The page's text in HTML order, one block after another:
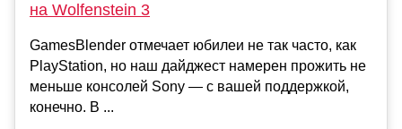
на Wolfenstein 3
GamesBlender отмечает юбилеи не так часто, как
PlayStation, но наш дайджест намерен прожить не
меньше консолей Sony — с вашей поддержкой,
конечно. В ...